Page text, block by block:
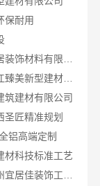
保耐用
本地毛坯装修免费设计环保，浙江臻美新型建材有限公司绿色家装
筑建材有限公司
圣匠精准规划
铝高端定制
材科技标准工艺